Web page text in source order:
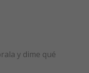
y dime qué